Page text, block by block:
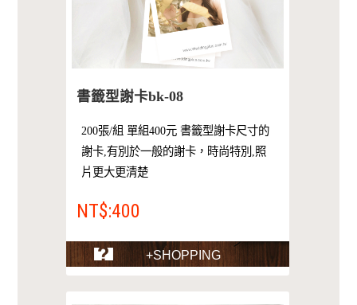
書籤型謝卡bk-08
200張/組 單組400元 書籤型謝卡尺寸的
謝卡,有別於一般的謝卡，時尚特別,照
片更大更清楚
NT$:400
+SHOPPING